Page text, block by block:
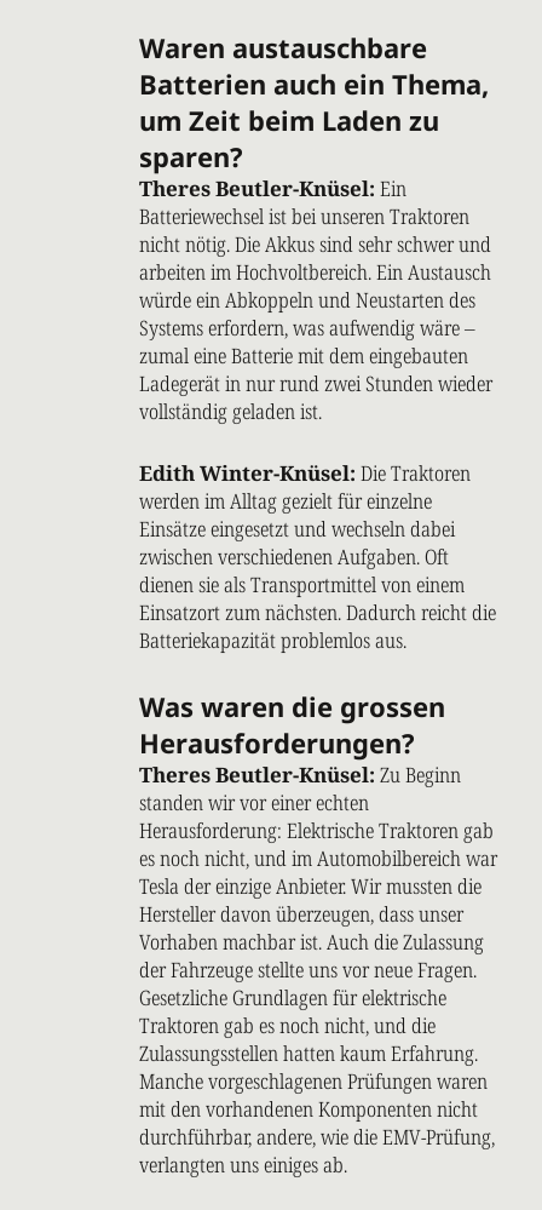
Waren austauschbare
Batterien auch ein Thema,
um Zeit beim Laden zu
sparen?
Theres Beutler-Knüsel: Ein
Batteriewechsel ist bei unseren Traktoren
nicht nötig. Die Akkus sind sehr schwer und
arbeiten im Hochvoltbereich. Ein Austausch
würde ein Abkoppeln und Neustarten des
Systems erfordern, was aufwendig wäre –
zumal eine Batterie mit dem eingebauten
Ladegerät in nur rund zwei Stunden wieder
vollständig geladen ist.
Edith Winter-Knüsel: Die Traktoren
werden im Alltag gezielt für einzelne
Einsätze eingesetzt und wechseln dabei
zwischen verschiedenen Aufgaben. Oft
dienen sie als Transportmittel von einem
Einsatzort zum nächsten. Dadurch reicht die
Batteriekapazität problemlos aus.
Was waren die grossen
Herausforderungen?
Theres Beutler-Knüsel: Zu Beginn
standen wir vor einer echten
Herausforderung: Elektrische Traktoren gab
es noch nicht, und im Automobilbereich war
Tesla der einzige Anbieter. Wir mussten die
Hersteller davon überzeugen, dass unser
Vorhaben machbar ist. Auch die Zulassung
der Fahrzeuge stellte uns vor neue Fragen.
Gesetzliche Grundlagen für elektrische
Traktoren gab es noch nicht, und die
Zulassungsstellen hatten kaum Erfahrung.
Manche vorgeschlagenen Prüfungen waren
mit den vorhandenen Komponenten nicht
durchführbar, andere, wie die EMV-Prüfung,
verlangten uns einiges ab.